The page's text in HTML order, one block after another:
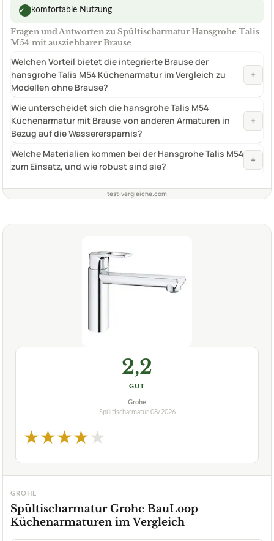
✓ komfortable Nutzung
Fragen und Antworten zu Spültischarmatur Hansgrohe Talis
M54 mit ausziehbarer Brause
Welchen Vorteil bietet die integrierte Brause der
hansgrohe Talis M54 Küchenarmatur im Vergleich zu
Modellen ohne Brause?
+
Wie unterscheidet sich die hansgrohe Talis M54
Küchenarmatur mit Brause von anderen Armaturen in
Bezug auf die Wasserersparnis?
+
Welche Materialien kommen bei der Hansgrohe Talis M54
zum Einsatz, und wie robust sind sie?
+
test-vergleiche.com
2,2
GUT
Grohe
Spültischarmatur 08/2026
★★★★★
GROHE
Spültischarmatur Grohe BauLoop
Küchenarmaturen im Vergleich